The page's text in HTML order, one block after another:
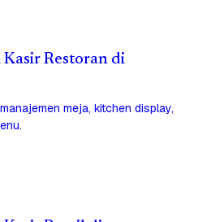
Kasir Restoran di
meja, kitchen display,